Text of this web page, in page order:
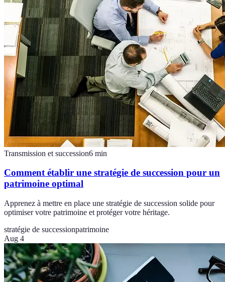
Transmission et succession6 min
Comment établir une stratégie de succession pour un
patrimoine optimal
Apprenez à mettre en place une stratégie de succession solide pour
optimiser votre patrimoine et protéger votre héritage.
stratégie de successionpatrimoine
Aug 4